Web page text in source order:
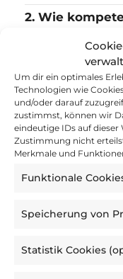
Um dir ein optimales
Technologien wie
und/oder darauf
zustimmst, können wir
eindeutige IDs auf dieser
Zustimmung nicht
Merkmale und
Funktionale
Speicherung von
Statistik Cookies
2. Wie
5 Sterne = sehr
nicht kompetent
3. Wie
5 Sterne = sehr
4. Wünschen